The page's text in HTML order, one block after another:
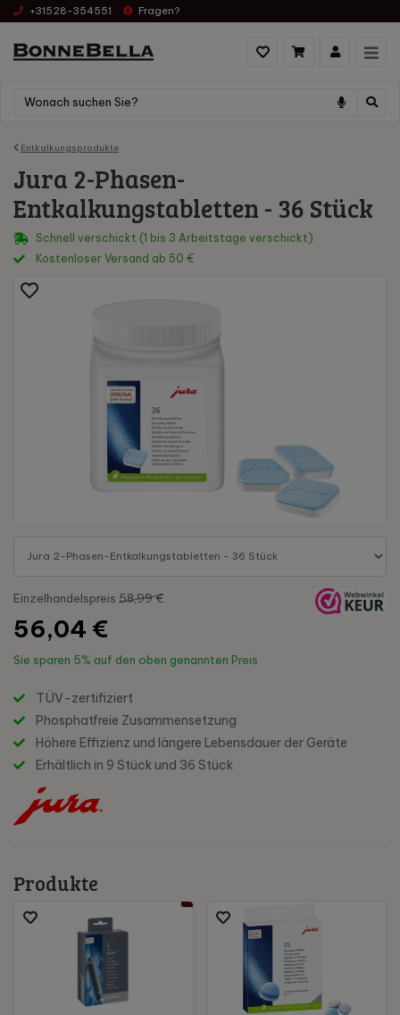
+31528-354551 Fragen?
Entkalkungsprodukte
Jura 2-Phasen-
Entkalkungstabletten - 36 Stück
TÜV-zertifiziert
Phosphatfreie Zusammensetzung
Höhere Effizienz und längere Lebensdauer der Geräte
Erhältlich in 9 Stück und 36 Stück
Einzelhandelspreis 58,99 €
56,04 €
Sie sparen 5% auf den oben genannten Preis
Schnell verschickt (1 bis 3 Arbeitstage verschickt)
Kostenloser Versand ab 50 €
Produkte